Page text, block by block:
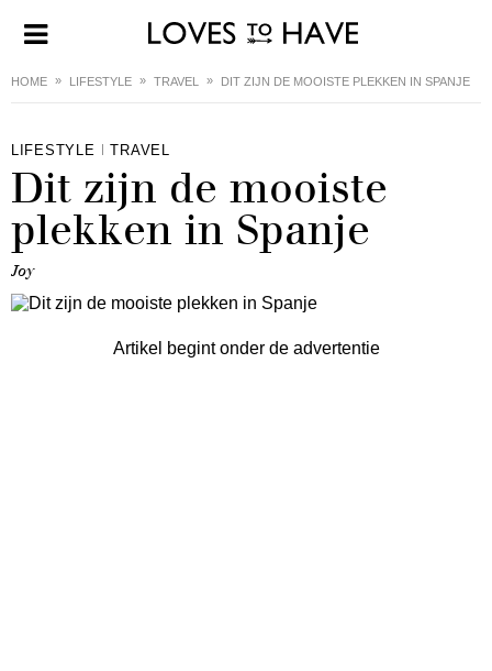
HOME LIFESTYLE TRAVEL DIT ZIJN DE MOOISTE PLEKKEN IN SPANJE
LIFESTYLE TRAVEL
Dit zijn de mooiste
plekken in Spanje
Joy
Artikel begint onder de advertentie